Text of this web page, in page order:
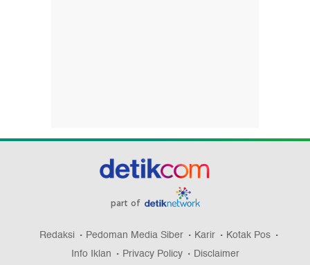
part of
Redaksi Pedoman Media Siber Karir
Kotak Pos
Info Iklan
Privacy Policy Disclaimer